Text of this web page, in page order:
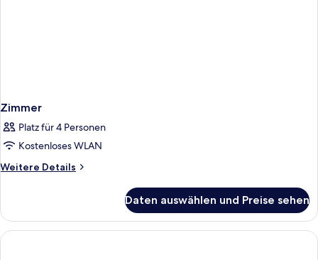
Zimmer
Platz für 4 Personen
Kostenloses WLAN
Weitere Details
Weitere
Daten auswählen und Preise sehen